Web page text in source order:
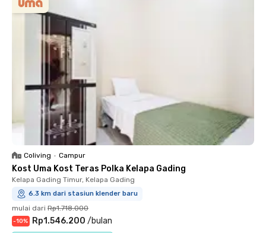
Coliving • Campur
Kost Uma Kost Teras Polka Kelapa Gading
Kelapa Gading Timur, Kelapa Gading
6.3 km dari stasiun klender baru
mulai dari Rp1.718.000
-10% Rp1.546.200 /bulan